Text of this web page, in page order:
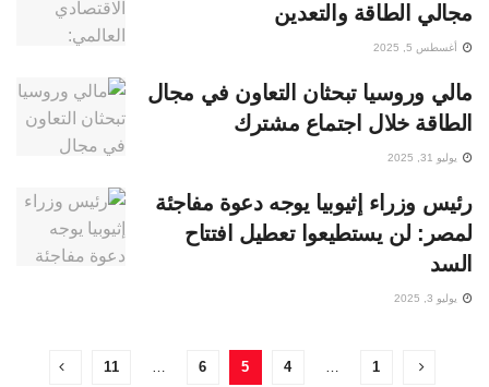
مجالي الطاقة والتعدين
أغسطس 5, 2025
مالي وروسيا تبحثان التعاون في مجال
الطاقة خلال اجتماع مشترك
يوليو 31, 2025
رئيس وزراء إثيوبيا يوجه دعوة مفاجئة
لمصر: لن يستطيعوا تعطيل افتتاح
السد
يوليو 3, 2025
1
…
4
5
6
…
11